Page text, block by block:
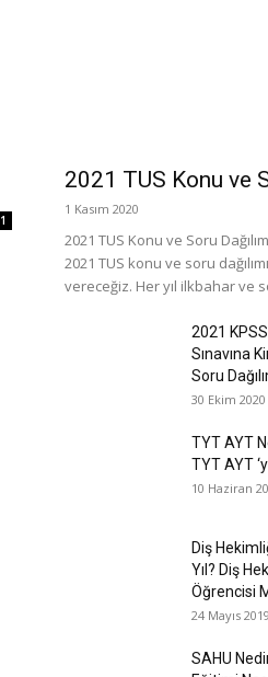
1
2021 TUS Konu ve
1 Kasım 2020
2021 TUS Konu ve Soru
2021 TUS konu ve soru
vereceğiz. Her yıl ilkbahar ve
2021
Sınavına
Soru
30 Ekim 2020
TYT AYT
TYT AYT
10 Haziran
Diş
Yıl? Diş
Öğrencisi
24 Mayıs 2019
SAHU